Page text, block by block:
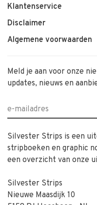
Klantenservice
Disclaimer
Algemene voorwaarden
Meld je aan voor onze
updates, nieuws en
Silvester Strips is een
stripboeken en graphic
een overzicht van onze
Silvester Strips
Nieuwe Maasdijk 10